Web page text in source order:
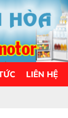
LIÊN HỆ